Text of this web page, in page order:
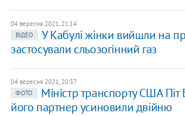
04 вересня 2021, 21:14
ВІДЕО
У Кабулі жінки вийшли на
застосували сльозогінний газ
04 вересня 2021, 20:37
ФОТО
Міністр транспорту США Піт
його партнер усиновили двійню